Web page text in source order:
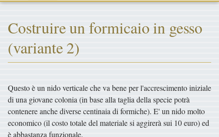
Costruire un formicaio in gesso
(variante 2)
Questo è un nido verticale che va bene per l'accrescimento iniziale
di una giovane colonia (in base alla taglia della specie potrà
contenere anche diverse centinaia di formiche). E' un nido molto
economico (il costo totale del materiale si aggirerà sui 10 euro) ed
è abbastanza funzionale.